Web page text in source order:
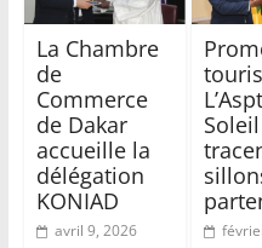
La Chambre
de
Commerce
de Dakar
accueille la
délégation
KONIAD
avril 9, 2026